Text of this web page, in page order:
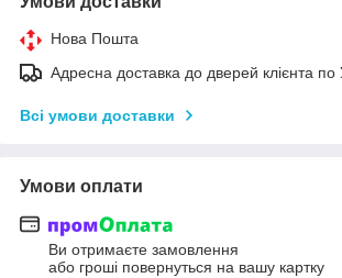
Нова Пошта
Адресна доставка до дверей клієнта по
Всі умови доставки
Умови оплати
Ви отримаєте замовлення
або гроші повернуться на вашу картку